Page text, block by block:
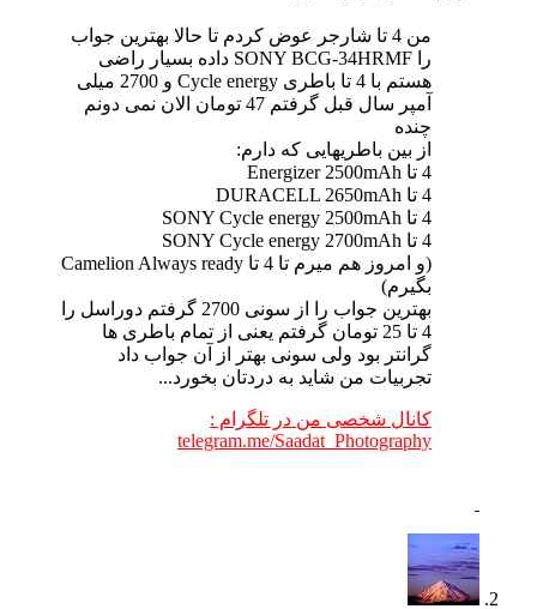
من 4 تا شارجر عوض کردم تا حالا بهترین جواب
را SONY BCG-34HRMF داده بسیار راضی
هستم با 4 تا باطری Cycle energy و 2700 میلی
آمپر سال قبل گرفتم 47 تومان الان نمی دونم
چنده
از بین باطریهایی که دارم:
4 تا Energizer 2500mAh
4 تا DURACELL 2650mAh
4 تا SONY Cycle energy 2500mAh
4 تا SONY Cycle energy 2700mAh
(و امروز هم میرم تا 4 تا Camelion Always ready
بگیرم)
بهترین جواب را از سونی 2700 گرفتم دوراسل را
4 تا 25 تومان گرفتم یعنی از تمام باطری ها
گرانتر بود ولی سونی بهتر از آن جواب داد
تجربیات من شاید به دردتان بخورد...
کانال شخصی من در تلگرام :
telegram.me/Saadat_Photography